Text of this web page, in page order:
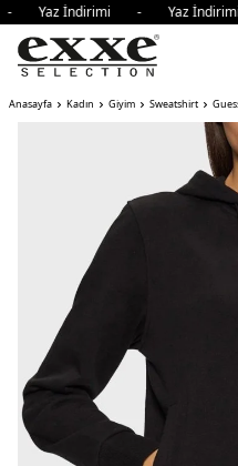
Yaz İndirimi - Yaz
Anasayfa Kadın Giyim Sweatshirt